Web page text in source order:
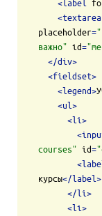
<label
<textarea
placeholder=
важно" id=
</div>
<fieldset>
<legend>
<ul >
<li >
<
courses" id=
<
курсы</label >
</li >
<li >